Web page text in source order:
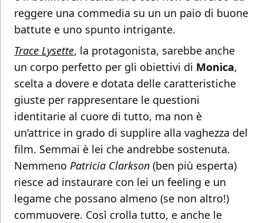
reggere una commedia su un un paio di buone
battute e uno spunto intrigante.
Trace Lysette, la protagonista, sarebbe anche
un corpo perfetto per gli obiettivi di Monica,
scelta a dovere e dotata delle caratteristiche
giuste per rappresentare le questioni
identitarie al cuore di tutto, ma non è
un’attrice in grado di supplire alla vaghezza del
film. Semmai è lei che andrebbe sostenuta.
Nemmeno Patricia Clarkson (ben più esperta)
riesce ad instaurare con lei un feeling e un
legame che possano almeno (se non altro!)
commuovere. Così crolla tutto, e anche le